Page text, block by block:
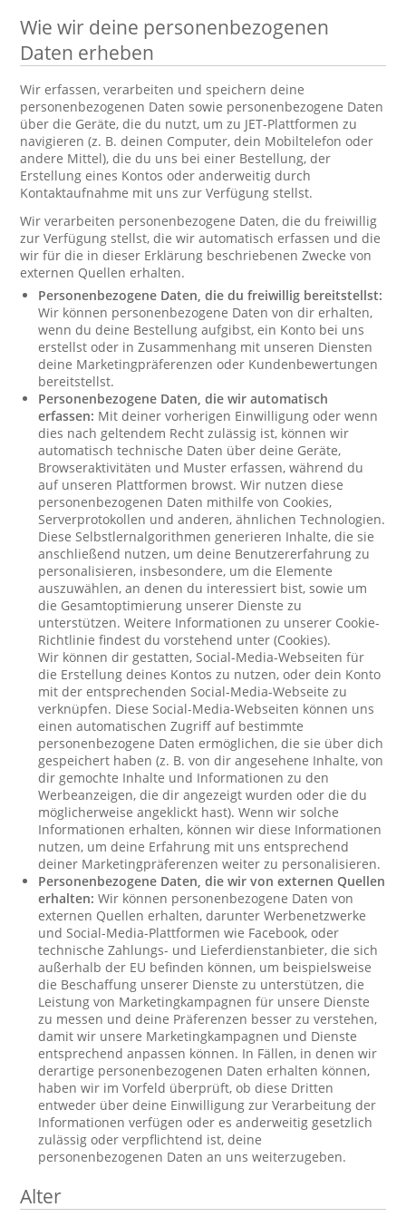
Wie wir deine personenbezogenen
Daten erheben
Wir erfassen, verarbeiten und speichern deine
personenbezogenen Daten sowie personenbezogene Daten
über die Geräte, die du nutzt, um zu JET-Plattformen zu
navigieren (z. B. deinen Computer, dein Mobiltelefon oder
andere Mittel), die du uns bei einer Bestellung, der
Erstellung eines Kontos oder anderweitig durch
Kontaktaufnahme mit uns zur Verfügung stellst.
Wir verarbeiten personenbezogene Daten, die du freiwillig
zur Verfügung stellst, die wir automatisch erfassen und die
wir für die in dieser Erklärung beschriebenen Zwecke von
externen Quellen erhalten.
Personenbezogene Daten, die du freiwillig bereitstellst:
Wir können personenbezogene Daten von dir erhalten,
wenn du deine Bestellung aufgibst, ein Konto bei uns
erstellst oder in Zusammenhang mit unseren Diensten
deine Marketingpräferenzen oder Kundenbewertungen
bereitstellst.
Personenbezogene Daten, die wir automatisch
erfassen: Mit deiner vorherigen Einwilligung oder wenn
dies nach geltendem Recht zulässig ist, können wir
automatisch technische Daten über deine Geräte,
Browseraktivitäten und Muster erfassen, während du
auf unseren Plattformen browst. Wir nutzen diese
personenbezogenen Daten mithilfe von Cookies,
Serverprotokollen und anderen, ähnlichen Technologien.
Diese Selbstlernalgorithmen generieren Inhalte, die sie
anschließend nutzen, um deine Benutzererfahrung zu
personalisieren, insbesondere, um die Elemente
auszuwählen, an denen du interessiert bist, sowie um
die Gesamtoptimierung unserer Dienste zu
unterstützen. Weitere Informationen zu unserer Cookie-
Richtlinie findest du vorstehend unter (Cookies).
Wir können dir gestatten, Social-Media-Webseiten für
die Erstellung deines Kontos zu nutzen, oder dein Konto
mit der entsprechenden Social-Media-Webseite zu
verknüpfen. Diese Social-Media-Webseiten können uns
einen automatischen Zugriff auf bestimmte
personenbezogene Daten ermöglichen, die sie über dich
gespeichert haben (z. B. von dir angesehene Inhalte, von
dir gemochte Inhalte und Informationen zu den
Werbeanzeigen, die dir angezeigt wurden oder die du
möglicherweise angeklickt hast). Wenn wir solche
Informationen erhalten, können wir diese Informationen
nutzen, um deine Erfahrung mit uns entsprechend
deiner Marketingpräferenzen weiter zu personalisieren.
Personenbezogene Daten, die wir von externen Quellen
erhalten: Wir können personenbezogene Daten von
externen Quellen erhalten, darunter Werbenetzwerke
und Social-Media-Plattformen wie Facebook, oder
technische Zahlungs- und Lieferdienstanbieter, die sich
außerhalb der EU befinden können, um beispielsweise
die Beschaffung unserer Dienste zu unterstützen, die
Leistung von Marketingkampagnen für unsere Dienste
zu messen und deine Präferenzen besser zu verstehen,
damit wir unsere Marketingkampagnen und Dienste
entsprechend anpassen können. In Fällen, in denen wir
derartige personenbezogenen Daten erhalten können,
haben wir im Vorfeld überprüft, ob diese Dritten
entweder über deine Einwilligung zur Verarbeitung der
Informationen verfügen oder es anderweitig gesetzlich
zulässig oder verpflichtend ist, deine
personenbezogenen Daten an uns weiterzugeben.
Alter